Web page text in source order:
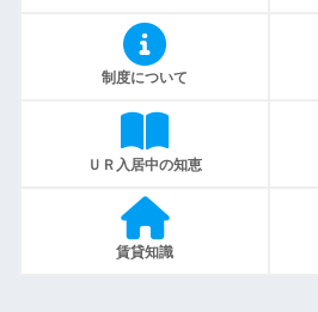
制度について
ＵＲ入居中の知恵
賃貸知識